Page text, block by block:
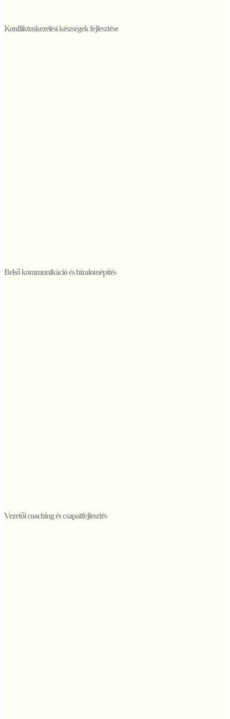
Konfliktuskezelési készségek fejlesztése
Belső kommunikáció és bizalomépítés
Vezetői coaching és csapatfejlesztés